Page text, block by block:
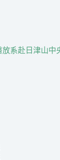
系赴日津山中